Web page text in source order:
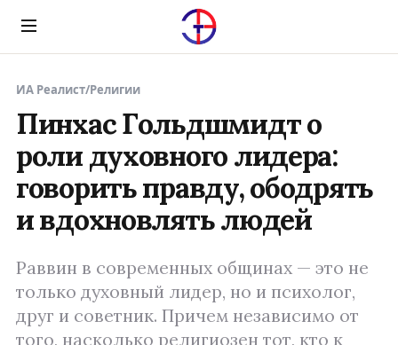
Menu
ИА Реалист/Религии
Пинхас Гольдшмидт о
роли духовного лидера:
говорить правду, ободрять
и вдохновлять людей
Раввин в современных общинах — это не
только духовный лидер, но и психолог,
друг и советник. Причем независимо от
того, насколько религиозен тот, кто к